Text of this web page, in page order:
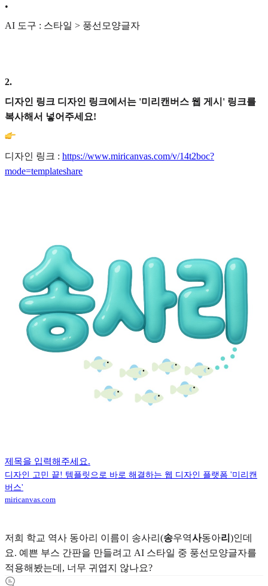
•
AI 도구 : 스타일 > 풍선모양글자
2.
디자인 링크 디자인 링크에서는 '미리캔버스 웹 게시' 링크를
복사해서 넣어주세요!
디자인 링크 : https://www.miricanvas.com/v/14t2boc?
mode=templateshare
제목을 입력해주세요.
디자인 고민 끝! 템플릿으로 바로 해결하는 웹 디자인 플랫폼 '미리캔
버스'
miricanvas.com
저희 학교 역사 동아리 이름이 송사리(송우역사동아리 )인데
요. 예쁜 부스 간판을 만들려고 AI 스타일 중 풍선모양글자를
적용해봤는데, 너무 귀엽지 않나요?